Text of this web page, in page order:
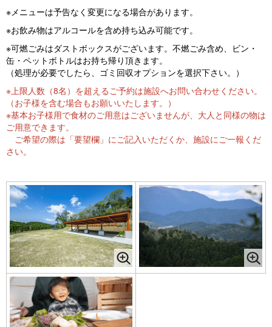
※メニューは予告なく変更になる場合があります。
※お飲み物はアルコールを含め持ち込み可能です。
※可燃ごみはダストボックスがございます。不燃ごみ含め、ビン・
缶・ペットボトルはお持ち帰り頂きます。
（処理が必要でしたら、ゴミ回収オプションを選択下さい。）
※上限人数（8名）を超えるご予約は施設へお問い合わせください。
（お子様を含む場合もお願いいたします。）
※基本お子様用で食材のご用意はございませんが、大人と同様の物は
ご用意できます。
ご希望の際は「要望欄」にご記入いただくか、施設にご一報くだ
さい。